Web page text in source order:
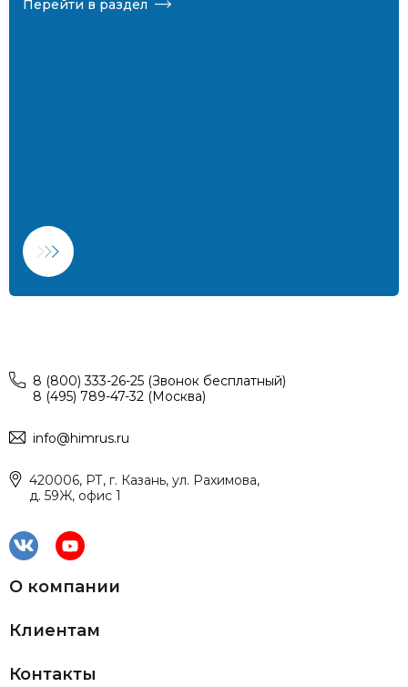
Перейти в раздел
8 (800) 333-26-25 (Звонок бесплатный)
8 (495) 789-47-32 (Москва)
info@himrus.ru
420006, РТ, г. Казань, ул. Рахимова,
д. 59Ж, офис 1
О компании
Клиентам
Контакты